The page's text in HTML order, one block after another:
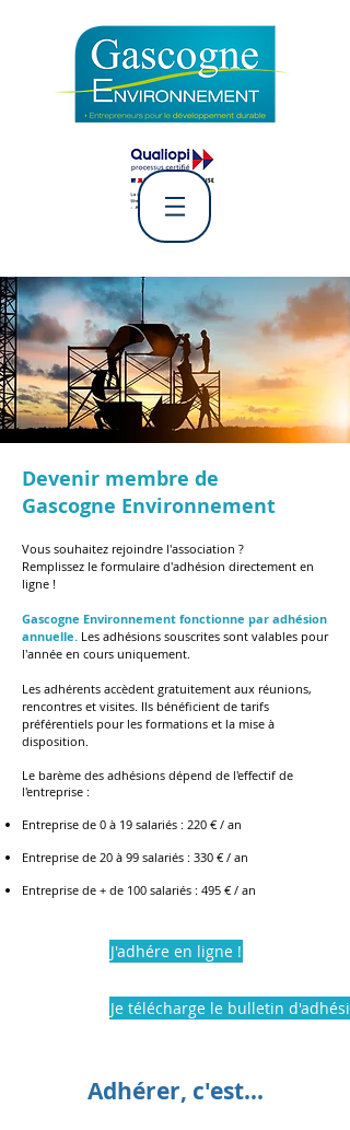
L' Association Gascogne
Environnement
Devenir membre de
Gascogne Environnement
Vous souhaitez rejoindre l'association ?
Remplissez le formulaire d'adhésion directement en
ligne !
Gascogne Environnement fonctionne par adhésion
annuelle. Les adhésions souscrites sont valables pour
l'année en cours uniquement.
Les adhérents accèdent gratuitement aux réunions,
rencontres et visites. Ils bénéficient de tarifs
préférentiels pour les formations et la mise à
disposition.
Le barème des adhésions dépend de l'effectif de
l'entreprise :
Entreprise de 0 à 19 salariés : 220 € / an
Entreprise de 20 à 99 salariés : 330 € / an
Entreprise de + de 100 salariés : 495 € / an
J'adhére en ligne !
Je télécharge le bulletin
Adhérer, c'est...